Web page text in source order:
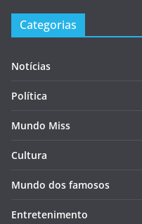
Categorias
Notícias
Política
Mundo Miss
Cultura
Mundo dos famosos
Entretenimento